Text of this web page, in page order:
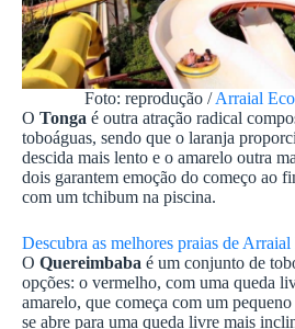
Foto: reprodução /Arraial
O Tonga é outra atração radical
toboáguas, sendo que o laranja
descida mais lento e o amarelo outra
dois garantem emoção do começo ao
com um tchibum na piscina.
Descubra as melhores praias de
O Quereimbaba é um conjunto de
opções: o vermelho, com uma queda
amarelo, que começa com um
se abre para uma queda livre mais